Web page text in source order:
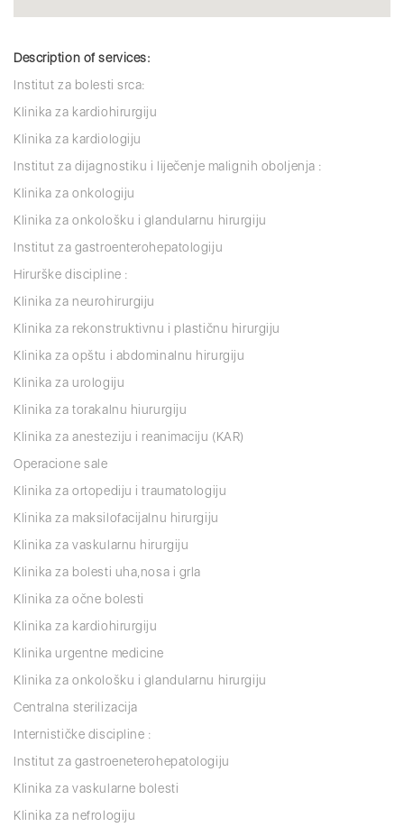
Description of services:
Institut za bolesti srca:
Klinika za kardiohirurgiju
Klinika za kardiologiju
Institut za dijagnostiku i liječenje malignih oboljenja :
Klinika za onkologiju
Klinika za onkološku i glandularnu hirurgiju
Institut za gastroenterohepatologiju
Hirurške discipline :
Klinika za neurohirurgiju
Klinika za rekonstruktivnu i plastičnu hirurgiju
Klinika za opštu i abdominalnu hirurgiju
Klinika za urologiju
Klinika za torakalnu hiururgiju
Klinika za anesteziju i reanimaciju (KAR)
Operacione sale
Klinika za ortopediju i traumatologiju
Klinika za maksilofacijalnu hirurgiju
Klinika za vaskularnu hirurgiju
Klinika za bolesti uha,nosa i grla
Klinika za očne bolesti
Klinika za kardiohirurgiju
Klinika urgentne medicine
Klinika za onkološku i glandularnu hirurgiju
Centralna sterilizacija
Internističke discipline :
Institut za gastroeneterohepatologiju
Klinika za vaskularne bolesti
Klinika za nefrologiju